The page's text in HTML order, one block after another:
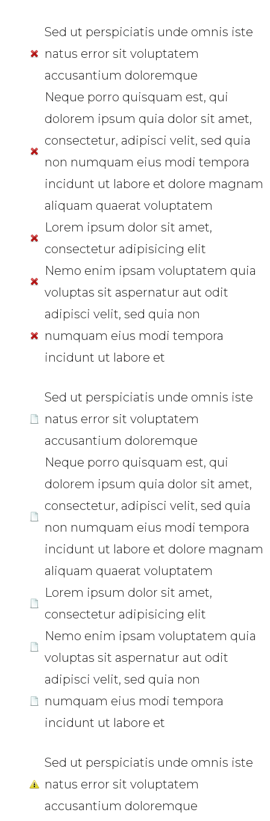
Sed ut perspiciatis unde omnis iste
natus error sit voluptatem
accusantium doloremque
Neque porro quisquam est, qui
dolorem ipsum quia dolor sit amet,
consectetur, adipisci velit, sed quia
non numquam eius modi tempora
incidunt ut labore et dolore magnam
aliquam quaerat voluptatem
Lorem ipsum dolor sit amet,
consectetur adipisicing elit
Nemo enim ipsam voluptatem quia
voluptas sit aspernatur aut odit
adipisci velit, sed quia non
numquam eius modi tempora
incidunt ut labore et
Sed ut perspiciatis unde omnis iste
natus error sit voluptatem
accusantium doloremque
Neque porro quisquam est, qui
dolorem ipsum quia dolor sit amet,
consectetur, adipisci velit, sed quia
non numquam eius modi tempora
incidunt ut labore et dolore magnam
aliquam quaerat voluptatem
Lorem ipsum dolor sit amet,
consectetur adipisicing elit
Nemo enim ipsam voluptatem quia
voluptas sit aspernatur aut odit
adipisci velit, sed quia non
numquam eius modi tempora
incidunt ut labore et
Sed ut perspiciatis unde omnis iste
natus error sit voluptatem
accusantium doloremque